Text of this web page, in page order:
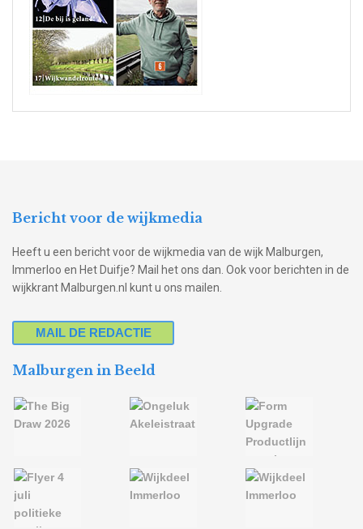
Bericht voor de wijkmedia
Heeft u een bericht voor de wijkmedia van de wijk Malburgen,
Immerloo en Het Duifje? Mail het ons dan. Ook voor berichten in de
wijkkrant Malburgen.nl kunt u ons mailen.
MAIL DE REDACTIE
Malburgen in Beeld